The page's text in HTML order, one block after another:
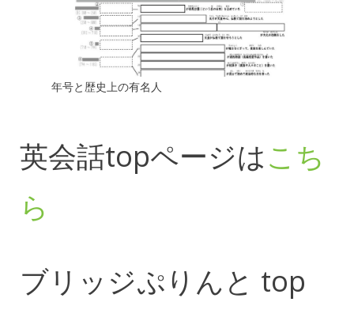
年号と歴史上の有名人
英会話topページはこち
ら
ブリッジぷりんと top